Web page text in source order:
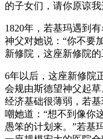
的子女们，请你原谅
1820年，若基玛遇到
神父对她说：“你不要
新修院，这座新修院
6年以后，这座新修院
会规由斯德望神父起
经济基础很薄弱，若
嘲她道：“想不到像你
愚笨的计划来。”若基